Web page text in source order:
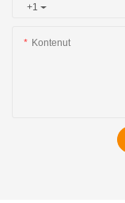
+1
Kontenut